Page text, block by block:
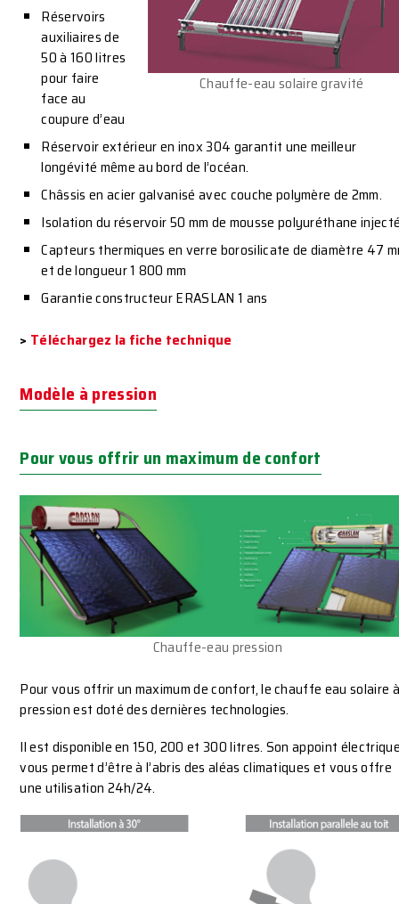
Chauffe-eau solaire gravité
Réservoirs
auxiliaires de
50 à 160 litres
pour faire
face au
coupure d’eau
Réservoir extérieur en inox 304 garantit une meilleur
longévité même au bord de l’océan.
Châssis en acier galvanisé avec couche polymère de 2mm.
Isolation du réservoir 50 mm de mousse polyuréthane
Capteurs thermiques en verre borosilicate de diamètre 47
et de longueur 1 800 mm
Garantie constructeur ERASLAN 1 ans
> Téléchargez la fiche technique
Modèle à pression
Pour vous offrir un maximum de confort
Chauffe-eau pression
Pour vous offrir un maximum de confort, le chauffe eau solaire à
pression est doté des dernières technologies.
Il est disponible en 150, 200 et 300 litres. Son appoint
vous permet d’être à l’abris des aléas climatiques et vous offre
une utilisation 24h/24.